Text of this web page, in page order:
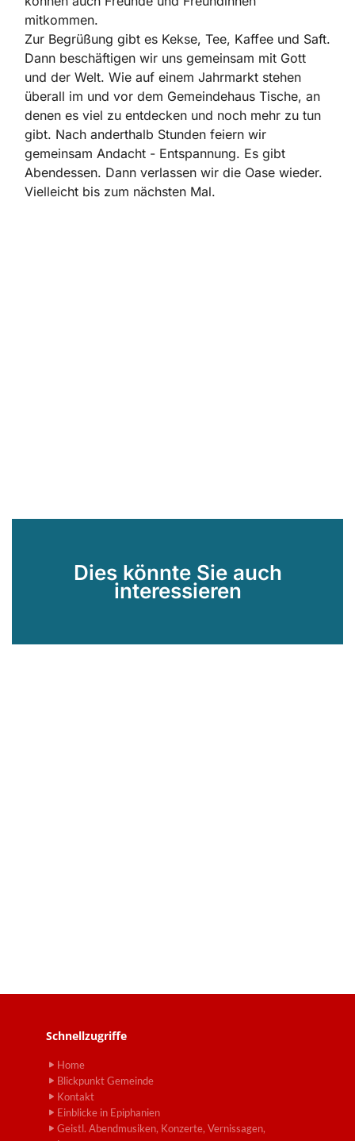
mitkommen.
Zur Begrüßung gibt es Kekse, Tee, Kaffee und Saft.
Dann beschäftigen wir uns gemeinsam mit Gott
und der Welt. Wie auf einem Jahrmarkt stehen
überall im und vor dem Gemeindehaus Tische, an
denen es viel zu entdecken und noch mehr zu tun
gibt. Nach anderthalb Stunden feiern wir
gemeinsam Andacht - Entspannung. Es gibt
Abendessen. Dann verlassen wir die Oase wieder.
Vielleicht bis zum nächsten Mal.
Dies könnte Sie auch
interessieren
Schnellzugriffe
Home
Blickpunkt Gemeinde
Kontakt
Einblicke in Epiphanien
Geistl. Abendmusiken, Konzerte, Vernissagen,